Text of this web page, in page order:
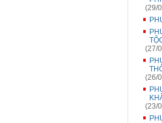
(29/
(27/
(26/
(23/